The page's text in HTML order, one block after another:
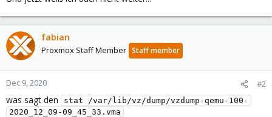
fabian
Proxmox Staff Member Staff member
Dec 9, 2020 #2
was sagt den
stat /var/lib/vz/dump/vzdump-qemu-100-
2020_12_09-09_45_33.vma